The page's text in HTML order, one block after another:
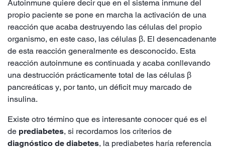
Autoinmune quiere decir que en el sistema inmune del
propio paciente se pone en marcha la activación de una
reacción que acaba destruyendo las células del propio
organismo, en este caso, las células β. El desencadenante
de esta reacción generalmente es desconocido. Esta
reacción autoinmune es continuada y acaba conllevando
una destrucción prácticamente total de las células β
pancreáticas y, por tanto, un déficit muy marcado de
insulina.
Existe otro término que es interesante conocer qué es el
de prediabetes, si recordamos los criterios de
diagnóstico de diabetes, la prediabetes haría referencia